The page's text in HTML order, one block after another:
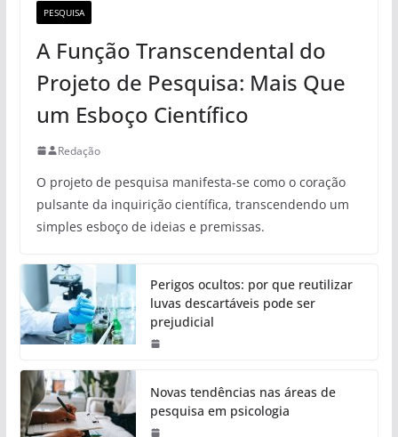
PESQUISA
A Função Transcendental do
Projeto de Pesquisa: Mais Que
um Esboço Científico
Redação
O projeto de pesquisa manifesta-se como o coração
pulsante da inquirição científica, transcendendo um
simples esboço de ideias e premissas.
Perigos ocultos: por que reutilizar
luvas descartáveis pode ser
prejudicial
Novas tendências nas áreas de
pesquisa em psicologia